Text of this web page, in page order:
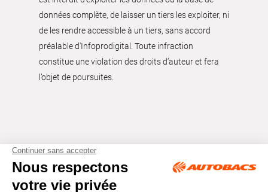
données complète, de laisser un tiers les exploiter, ni
de les rendre accessible à un tiers, sans accord
préalable d'Infoprodigital. Toute infraction
constitue une violation des droits d’auteur et fera
l’objet de poursuites.